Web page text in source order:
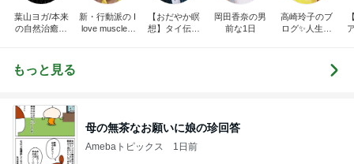
葉山ヨガ/本来
の自然治癒力
習慣
新・行動派の I
love muscle b
【おだやか瞑
想】タイ伝統
と生きやすく
なる！
岡田香奈の男
前な1日
高崎玲子のブ
ログ✨人生最
動は裏切らな
もっと見る
母の無茶なお願いに娘の珍回答
Amebaトピックス 1日前